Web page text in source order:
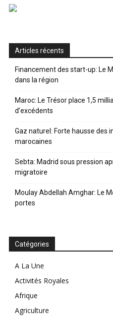
Articles récents
Financement des start-up: Le
dans la région
Maroc: Le Trésor place 1,5
d’excédents
Gaz naturel: Forte hausse des
marocaines
Sebta: Madrid sous pression
migratoire
Moulay Abdellah Amghar: Le
portes
Catégories
A La Une
Activités Royales
Afrique
Agriculture